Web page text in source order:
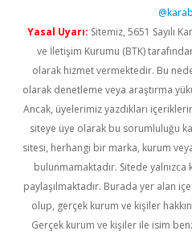
Yasal Uyarı: Sitemiz, 5651 Sayılı
ve İletişim Kurumu (BTK)
olarak hizmet vermektedir. Bu
olarak denetleme veya araştırma
Ancak, üyelerimiz yazdıkları
siteye üye olarak bu sorumluluğu
sitesi, herhangi bir marka, kurum
bulunmamaktadır. Sitede yalnızca
paylaşılmaktadır. Burada yer alan
olup, gerçek kurum ve kişiler
Gerçek kurum ve kişiler ile isim